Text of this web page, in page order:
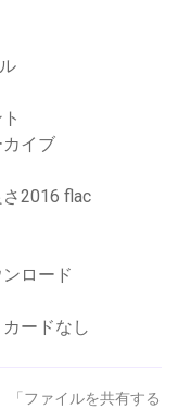
イブ
2016 flac
ロード
ードなし
「ファイルを共有する